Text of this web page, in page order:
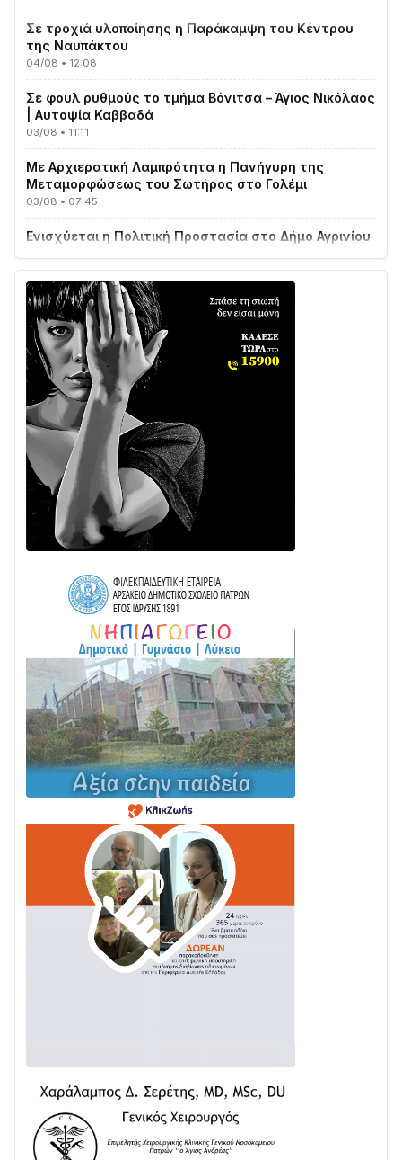
Σε τροχιά υλοποίησης η Παράκαμψη του Κέντρου
της Ναυπάκτου
04/08 • 12:08
Σε φουλ ρυθμούς το τμήμα Βόνιτσα – Άγιος Νικόλαος
| Αυτοψία Καββαδά
03/08 • 11:11
Με Αρχιερατική Λαμπρότητα η Πανήγυρη της
Μεταμορφώσεως του Σωτήρος στο Γολέμι
03/08 • 07:45
Ενισχύεται η Πολιτική Προστασία στο Δήμο Αγρινίου
με δύο νέα υδροφόρα οχήματα
Διαβάστε την «Ναυπακτία» που κυκλοφορεί
31/07 • 08:16
Δωρίδα για Όλους: «Καμία εκχώρηση των νερών
στην ΕΥΔΑΠ»
28/07 • 21:46
Διαβάστε την «Ναυπακτία» που κυκλοφορεί
24/07 • 11:31
ΕΚΤΑΚΤΟ – ΝΑΥΠΑΚΤΙΑ: ΣΥΝΑΓΕΡΜΟΣ ΣΤΗΝ
ΠΥΡΟΣΒΕΣΤΙΚΗ ΓΙΑ ΦΩΤΙΑ ΣΤΟΝ ΑΓΙΟ ΗΛΙΑ ΠΡΙΝ ΤΗ
ΓΡΑΝΙΤΣΑ
24/07 • 11:03
ΤΟ ΠΑΡΤΥ ΣΥΝΕΧΙΖΕΤΑΙ…
Στο σκοτάδι μεγάλο μέρος στο Λυγιά Ναυπάκτου
04/08 • 19:47
Σε τροχιά υλοποίησης η Παράκαμψη του Κέντρου
της Ναυπάκτου
04/08 • 12:08
Σε φουλ ρυθμούς το τμήμα Βόνιτσα – Άγιος Νικόλαος
| Αυτοψία Καββαδά
03/08 • 11:11
Με Αρχιερατική Λαμπρότητα η Πανήγυρη της
Μεταμορφώσεως του Σωτήρος στο Γολέμι
03/08 • 07:45
Ενισχύεται η Πολιτική Προστασία στο Δήμο Αγρινίου
με δύο νέα υδροφόρα οχήματα
02/08 • 18:26
Διαβάστε την «Ναυπακτία» που κυκλοφορεί
31/07 • 08:16
Δωρίδα για Όλους: «Καμία εκχώρηση των νερών
24/07 • 11:31
ΕΚΤΑΚΤΟ – ΝΑΥΠΑΚΤΙΑ: ΣΥΝΑΓΕΡΜΟΣ ΣΤΗΝ
ΠΥΡΟΣΒΕΣΤΙΚΗ ΓΙΑ ΦΩΤΙΑ ΣΤΟΝ ΑΓΙΟ ΗΛΙΑ ΠΡΙΝ ΤΗ
ΓΡΑΝΙΤΣΑ
24/07 • 11:03